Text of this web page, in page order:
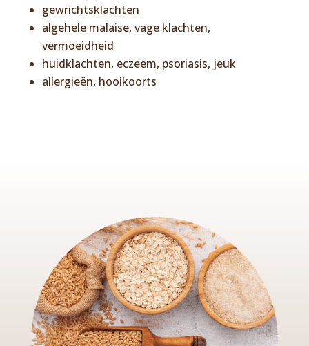
gewrichtsklachten
algehele malaise, vage klachten,
vermoeidheid
huidklachten, eczeem, psoriasis, jeuk
allergieën, hooikoorts